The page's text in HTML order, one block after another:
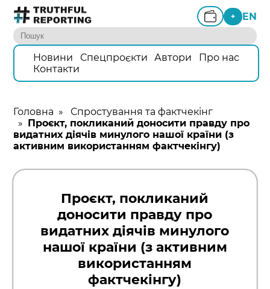
+ EN
Новини Спецпроєкти Автори
Про нас
Контакти
Головна » Спростування та фактчекінг
» Проєкт, покликаний доносити правду про
видатних діячів минулого нашої країни (з
активним використанням фактчекінгу)
Проєкт, покликаний
доносити правду про
видатних діячів минулого
нашої країни (з активним
використанням
фактчекінгу)